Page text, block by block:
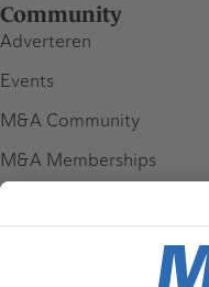
Community
Adverteren
Events
M&A Community
M&A Memberships